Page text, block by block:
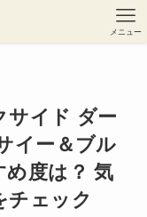
メニュー
サイド ダー
イー＆ブル
め度は？ 気
チェック